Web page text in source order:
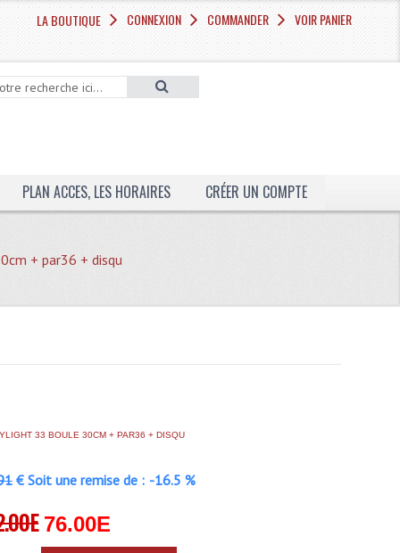
LA BOUTIQUE CONNEXION COMMANDER VOIR PANIER
PLAN ACCES, LES HORAIRES CRÉER UN COMPTE
+ par36 + disqu
33 BOULE 30CM + PAR36 + DISQU
€ Soit une remise de : -16.5 %
76.00E